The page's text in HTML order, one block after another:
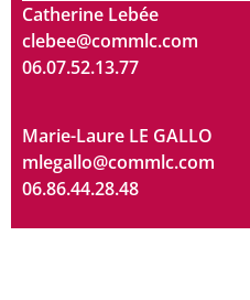
Catherine Lebée
clebee@commlc.com
06.07.52.13.77
Marie-Laure LE GALLO
mlegallo@commlc.com
06.86.44.28.48